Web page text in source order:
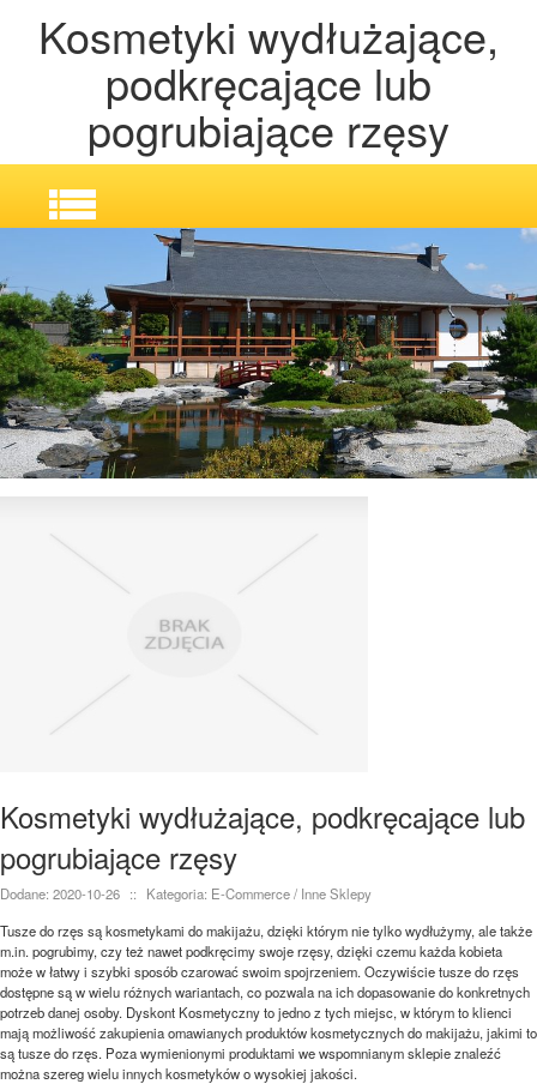
Kosmetyki wydłużające,
podkręcające lub
pogrubiające rzęsy
Kosmetyki wydłużające, podkręcające lub
pogrubiające rzęsy
Dodane: 2020-10-26 ::
Kategoria: E-Commerce / Inne Sklepy
Tusze do rzęs są kosmetykami do makijażu, dzięki którym nie tylko wydłużymy, ale także
m.in. pogrubimy, czy też nawet podkręcimy swoje rzęsy, dzięki czemu każda kobieta
może w łatwy i szybki sposób czarować swoim spojrzeniem. Oczywiście tusze do rzęs
dostępne są w wielu różnych wariantach, co pozwala na ich dopasowanie do konkretnych
potrzeb danej osoby. Dyskont Kosmetyczny to jedno z tych miejsc, w którym to klienci
mają możliwość zakupienia omawianych produktów kosmetycznych do makijażu, jakimi to
są tusze do rzęs. Poza wymienionymi produktami we wspomnianym sklepie znaleźć
można szereg wielu innych kosmetyków o wysokiej jakości.